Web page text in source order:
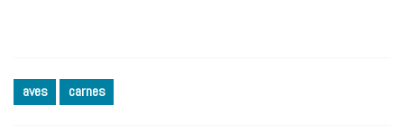
aves carnes